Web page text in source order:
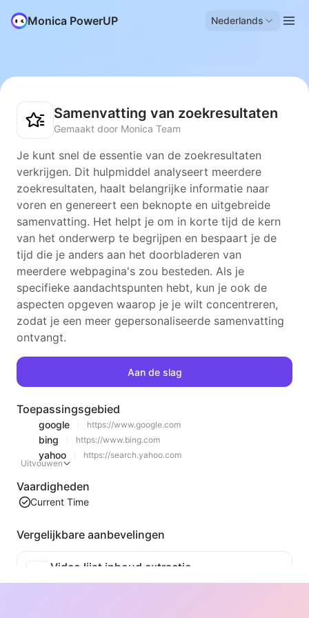
Monica PowerUP Nederlands
Samenvatting van zoekresultaten
Gemaakt door Monica Team
Je kunt snel de essentie van de zoekresultaten
verkrijgen. Dit hulpmiddel analyseert meerdere
zoekresultaten, haalt belangrijke informatie naar
voren en genereert een beknopte en uitgebreide
samenvatting. Het helpt je om in korte tijd de kern
van het onderwerp te begrijpen en bespaart je de
tijd die je anders aan het doorbladeren van
meerdere webpagina's zou besteden. Als je
specifieke aandachtspunten hebt, kun je ook de
aspecten opgeven waarop je je wilt concentreren,
zodat je een meer gepersonaliseerde samenvatting
ontvangt.
Aan de slag
Toepassingsgebied
google https://www.google.com
bing https://www.bing.com
yahoo
https://search.yahoo.com
Uitvouwen
Vaardigheden
Current Time
Vergelijkbare aanbevelingen
Video lijst inhoud extractie